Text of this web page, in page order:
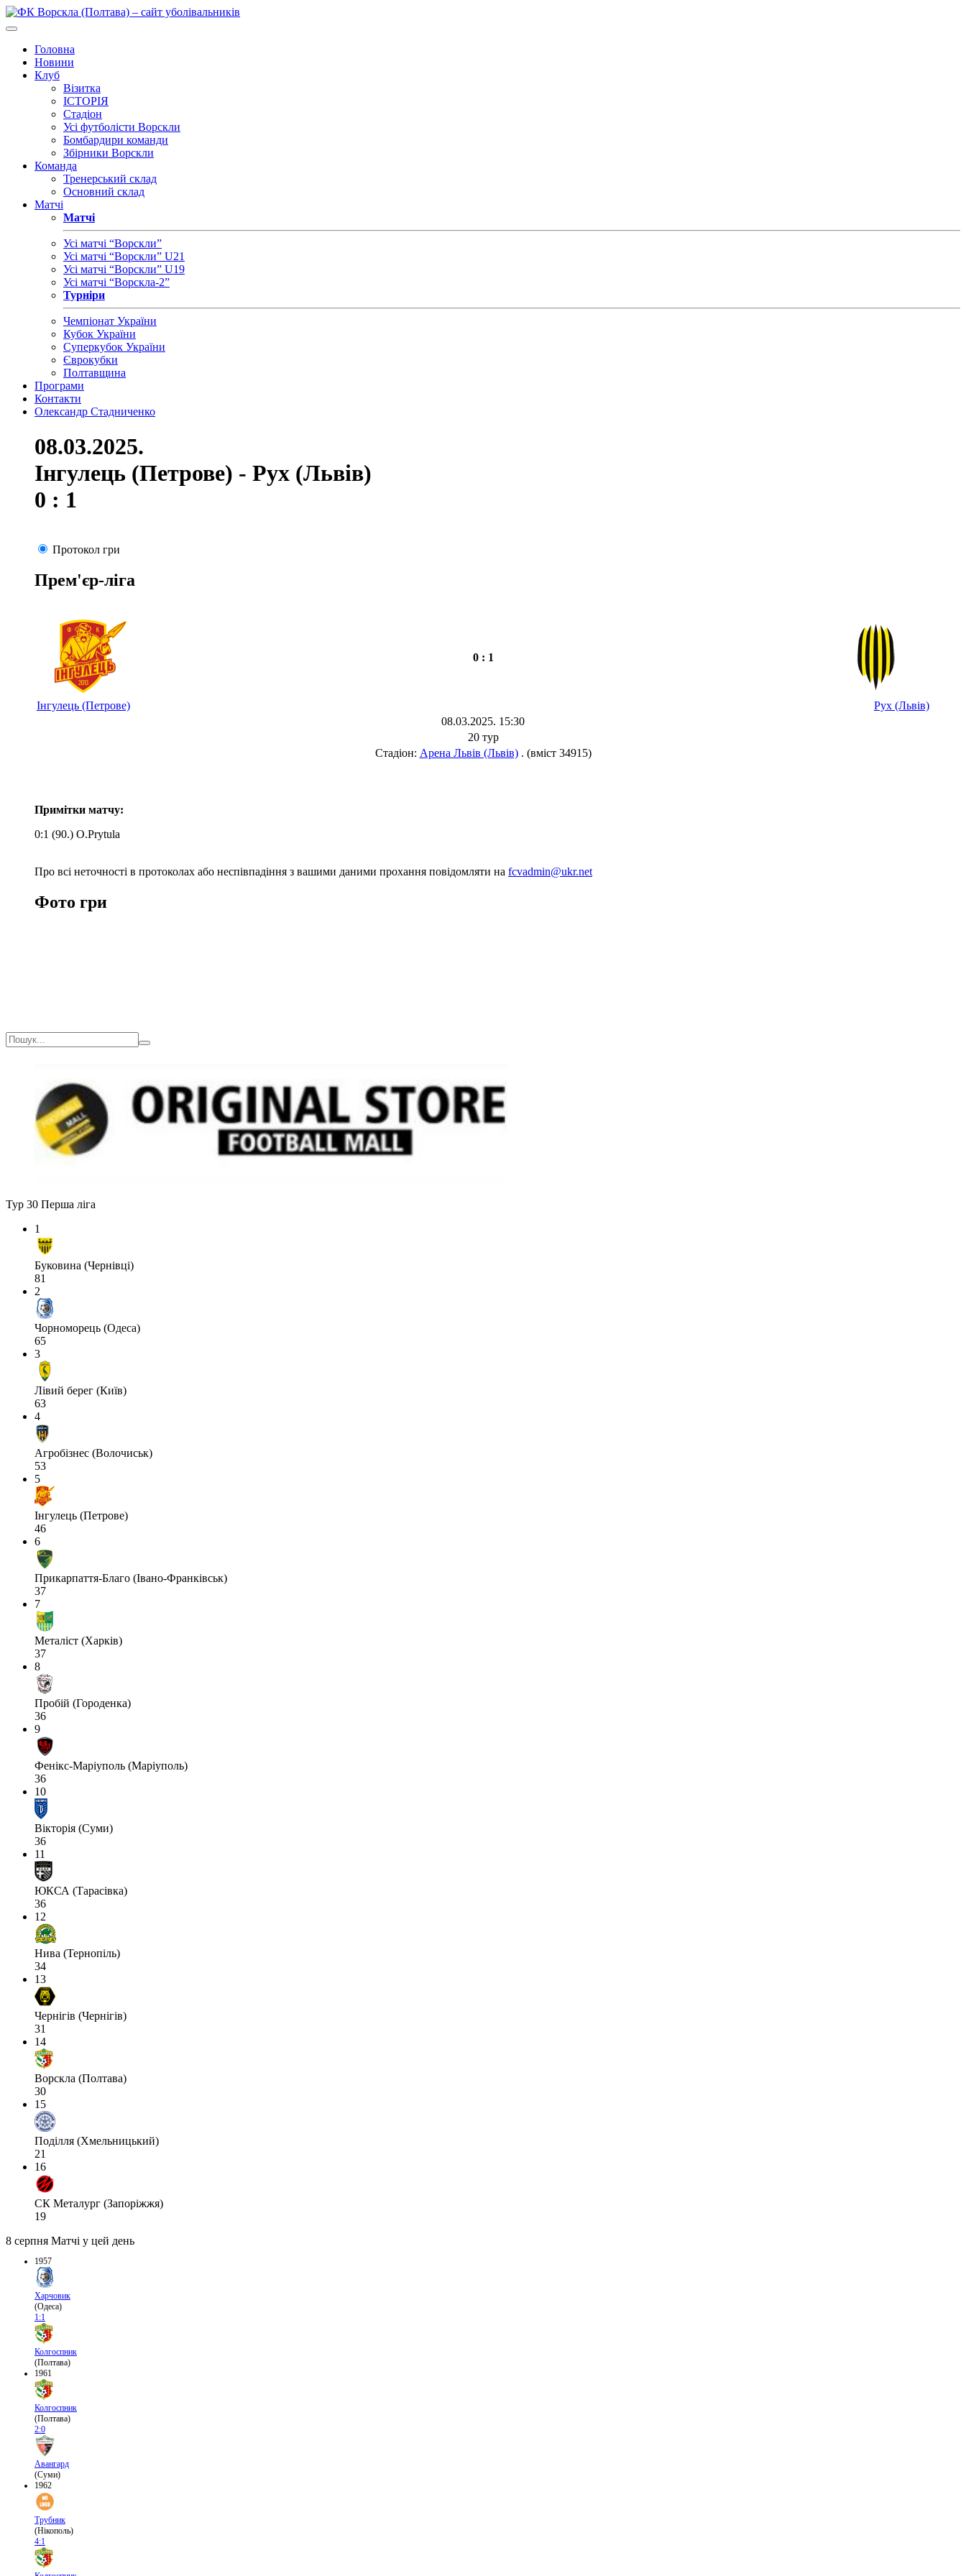
Головна
Новини
Клуб
Візитка
ІСТОРІЯ
Стадіон
Усі футболісти Ворскли
Бомбардири команди
Збірники Ворскли
Команда
Тренерський склад
Основний склад
Матчі
Матчі
Усі матчі “Ворскли”
Усі матчі “Ворскли” U21
Усі матчі “Ворскли” U19
Усі матчі “Ворскла-2”
Турніри
Чемпіонат України
Кубок України
Суперкубок України
Єврокубки
Полтавщина
Програми
Контакти
Олександр Стадниченко
08.03.2025.
Інгулець (Петрове) - Рух (Львів)
0 : 1
Протокол гри
Прем'єр-ліга
0 : 1
Інгулець (Петрове)
Рух (Львів)
08.03.2025. 15:30
20 тур
Стадіон: Арена Львів (Львів). (вміст 34915)
Примітки матчу:
0:1 (90.) O.Prytula
Про всі неточності в протоколах або неспівпадіння з вашими даними прохання повідомляти на fcvadmin@ukr.net
Фото гри
Тур 30 Перша ліга
1
Буковина (Чернівці)
81
2
Чорноморець (Одеса)
65
3
Лівий берег (Київ)
63
4
Агробізнес (Волочиськ)
53
5
Інгулець (Петрове)
46
6
Прикарпаття-Благо (Івано-Франківськ)
37
7
Металіст (Харків)
37
8
Пробій (Городенка)
36
9
Фенікс-Маріуполь (Маріуполь)
36
10
Вікторія (Суми)
36
11
ЮКСА (Тарасівка)
36
12
Нива (Тернопіль)
34
13
Чернігів (Чернігів)
31
14
Ворскла (Полтава)
30
15
Поділля (Хмельницький)
21
16
СК Металург (Запоріжжя)
19
8 серпня Матчі у цей день
1957
Харчовик
(Одеса)
1:1
Колгоспник
(Полтава)
1961
Колгоспник
(Полтава)
2:0
Авангард
(Суми)
1962
Трубник
(Нікополь)
4:1